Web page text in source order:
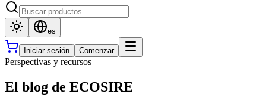
es
Iniciar sesión Comenzar
Perspectivas y recursos
El blog de ECOSIRE